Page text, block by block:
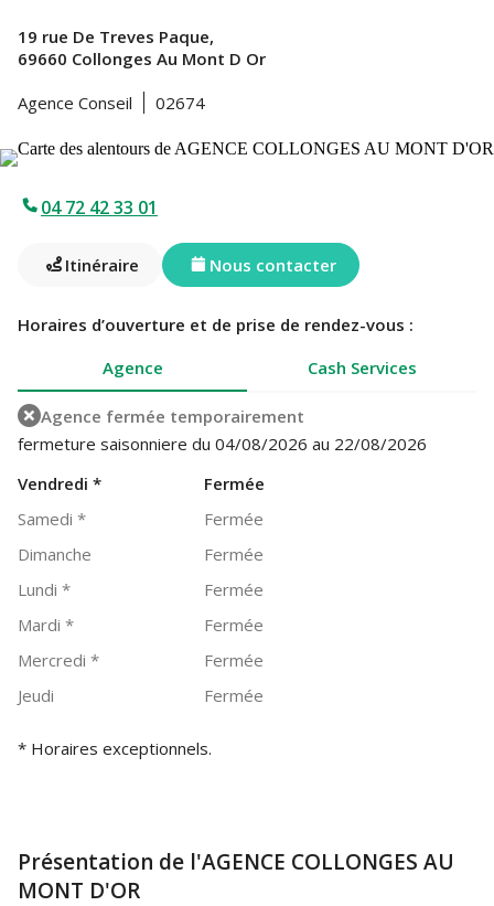
19 rue De Treves Paque,
69660 Collonges Au Mont D Or
Agence Conseil
02674
04 72 42 33 01
Itinéraire Nous contacter
Horaires d’ouverture et de prise de rendez-vous :
Agence
Cash Services
Agence fermée temporairement
fermeture saisonniere du 04/08/2026 au 22/08/2026
Vendredi *
Fermée
Samedi *
Fermée
Dimanche
Fermée
Lundi *
Fermée
Mardi *
Fermée
Mercredi *
Fermée
Jeudi
Fermée
* Horaires exceptionnels.
Présentation de l'AGENCE COLLONGES AU
MONT D'OR